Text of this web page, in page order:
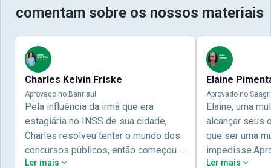
comentam sobre os nossos materiais
Charles Kelvin Friske
Aprovado no Banrisul
Pela influência da irmã que era
estagiária no INSS de sua cidade,
Charles resolveu tentar o mundo dos
concursos públicos, então começou a
estudar com contéudo gratuito que a
Ler mais
Elaine
Aprovado no
Elaine, uma
alcançar seus
que ser uma
concursos
Ler mais